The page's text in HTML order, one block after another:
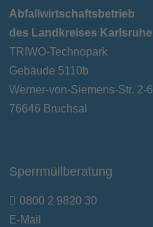
Abfallwirtschaftsbetrieb
des Landkreises Karlsruhe
TRIWO-Technopark
Gebäude 5110b
Werner-von-Siemens-Str. 2-6
76646 Bruchsal
Sperrmüllberatung
0800 2 9820 30
E-Mail